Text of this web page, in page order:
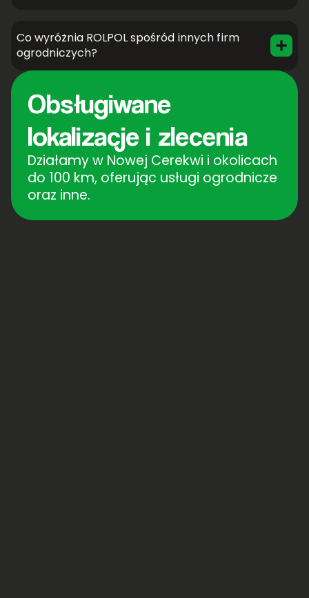
Co wyróżnia ROLPOL spośród innych firm
ogrodniczych?
Obsługiwane
lokalizacje i zlecenia
Działamy w Nowej Cerekwi i okolicach
do 100 km, oferując usługi ogrodnicze
oraz inne.